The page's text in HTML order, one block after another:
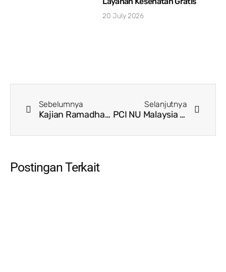
20 July 2026
Sebelumnya
Kajian Ramadhan, YPI Darul Hikam Bahas Puasa Perspektif Fiqh dan Kesehatan
Selanjutnya
PCI NU Malaysia Gelar Buka Puasa Bersama, Pererat Silaturahmi dan Kepedulian bagi Pekerja Migran
Postingan Terkait